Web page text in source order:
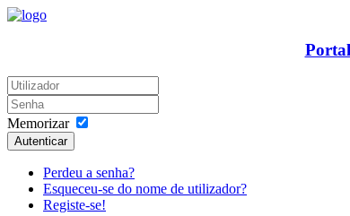
Memorizar
Autenticar
Perdeu a senha?
Esqueceu-se do nome de utilizador?
Registe-se!